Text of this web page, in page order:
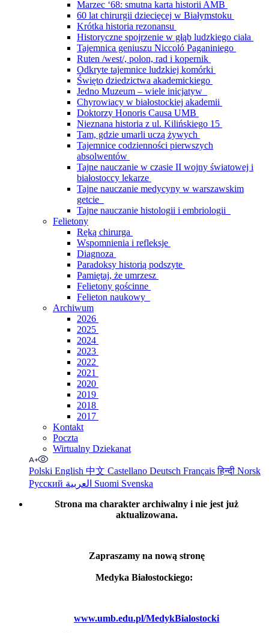
Marzec ‘68: smutna karta historii AMB
60 lat chirurgii dziecięcej w Białymstoku
Krótka historia rezonansu
Historyczne spojrzenie w głąb ludzkiego ciała
Tajemnica geniuszu Niccoló Paganiniego
Ruten /west/, polon, rad i kopernik
Odkryte tajemnice ludzkiej komórki
Święto dziedzictwa akademickiego
Jedno Muzeum – wiele inicjatyw
Chyrowiacy w białostockiej akademii
Doktorzy Honoris Causa UMB
Nieznana historia z ul. Kilińskiego 15
Tam, gdzie umarli uczą żywych
Tajemnice codzienności pierwszych
absolwentów
Tajne nauczanie w czasie II wojny światowej i
białostoccy lekarze
Tajne nauczanie medycyny w warszawskim
getcie
Tajne nauczanie histologii i embriologii
Felietony
Ręką chirurga
Wspomnienia i refleksje
Diagnoza
Paradoksy historią podszyte
Pamiętaj, że umrzesz
Felietony gościnne
Felieton naukowy
Archiwum
2026
2025
2024
2023
2022
2021
2020
2019
2018
2017
Kontakt
Poczta
Wirtualny Dziekanat
Polski English 中文 Castellano Deutsch Françaisहिन्दी Norsk
Русский
Suomi Svenska
Strona ma charakter archiwalny i nie jest już
aktualizowana.
Zapraszamy na nową stronę
Medyka Białostockiego:
www.umb.edu.pl/MedykBialostocki